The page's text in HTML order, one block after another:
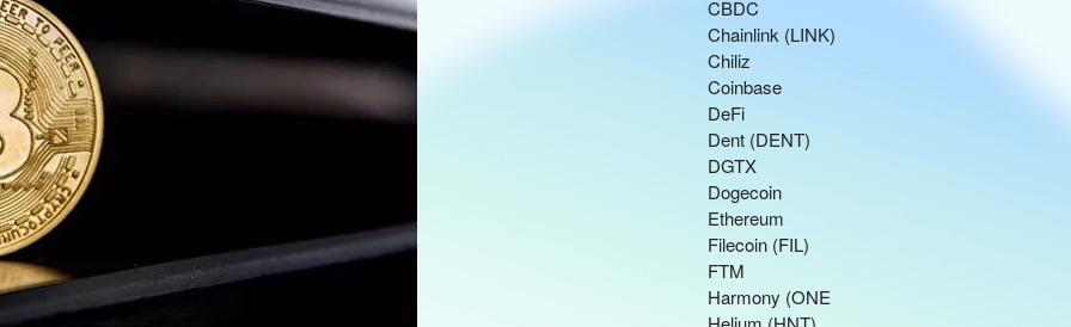
CBDC
Chainlink (LINK)
Chiliz
Coinbase
DeFi
Dent (DENT)
DGTX
Dogecoin
Ethereum
Filecoin (FIL)
FTM
Harmony (ONE